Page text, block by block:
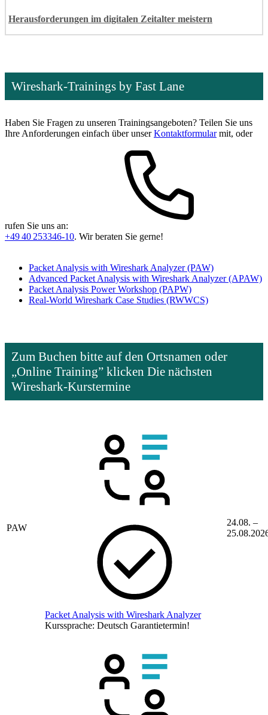
Herausforderungen im digitalen Zeitalter meistern
Wireshark-Trainings by Fast Lane
Haben Sie Fragen zu unseren Trainingsangeboten? Teilen Sie uns
Ihre Anforderungen einfach über unserKontaktformularmit, oder
rufen Sie uns an:
+49 40 253346-10. Wir beraten Sie gerne!
Packet Analysis with Wireshark Analyzer(PAW)
Advanced Packet Analysis with Wireshark Analyzer(APAW)
Packet Analysis Power Workshop (PAPW)
Real-World Wireshark Case Studies (RWWCS)
Zum Buchen bitte auf den Ortsnamen oder
„Online Training” klicken Die nächsten
Wireshark-Kurstermine
PAW
Packet Analysis with Wireshark Analyzer
Kurssprache: Deutsch Garantietermin!
24.08. –